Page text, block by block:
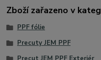
Zboží zařazeno v
PPF fólie
Precuty JEM PPF